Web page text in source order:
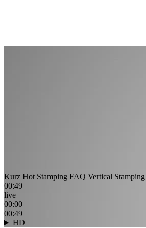
Kurz Hot Stamping FAQ Vertical Stamping
00:49
live
00:00
00:49
HD